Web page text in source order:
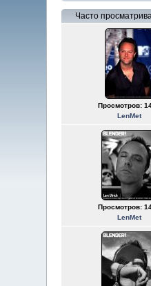
Часто
Просмотров:
LenMet
Просмотров:
LenMet